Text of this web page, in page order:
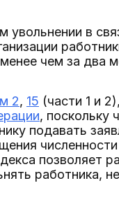
увольнении в
чем за два
2, 15 (части 1 и
, поскольку
подавать
позволяет
работника,